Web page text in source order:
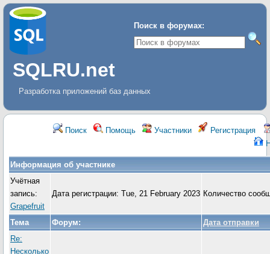
Поиск в форумах:
SQLRU.net
Разработка приложений баз данных
Поиск Помощь Участники
Регистрация
Информация об участнике
Учётная
запись:
Grapefruit
Дата регистрации: Tue, 21 February 2023 Количество
Тема Форум:
Дата отправки
Re:
Несколько